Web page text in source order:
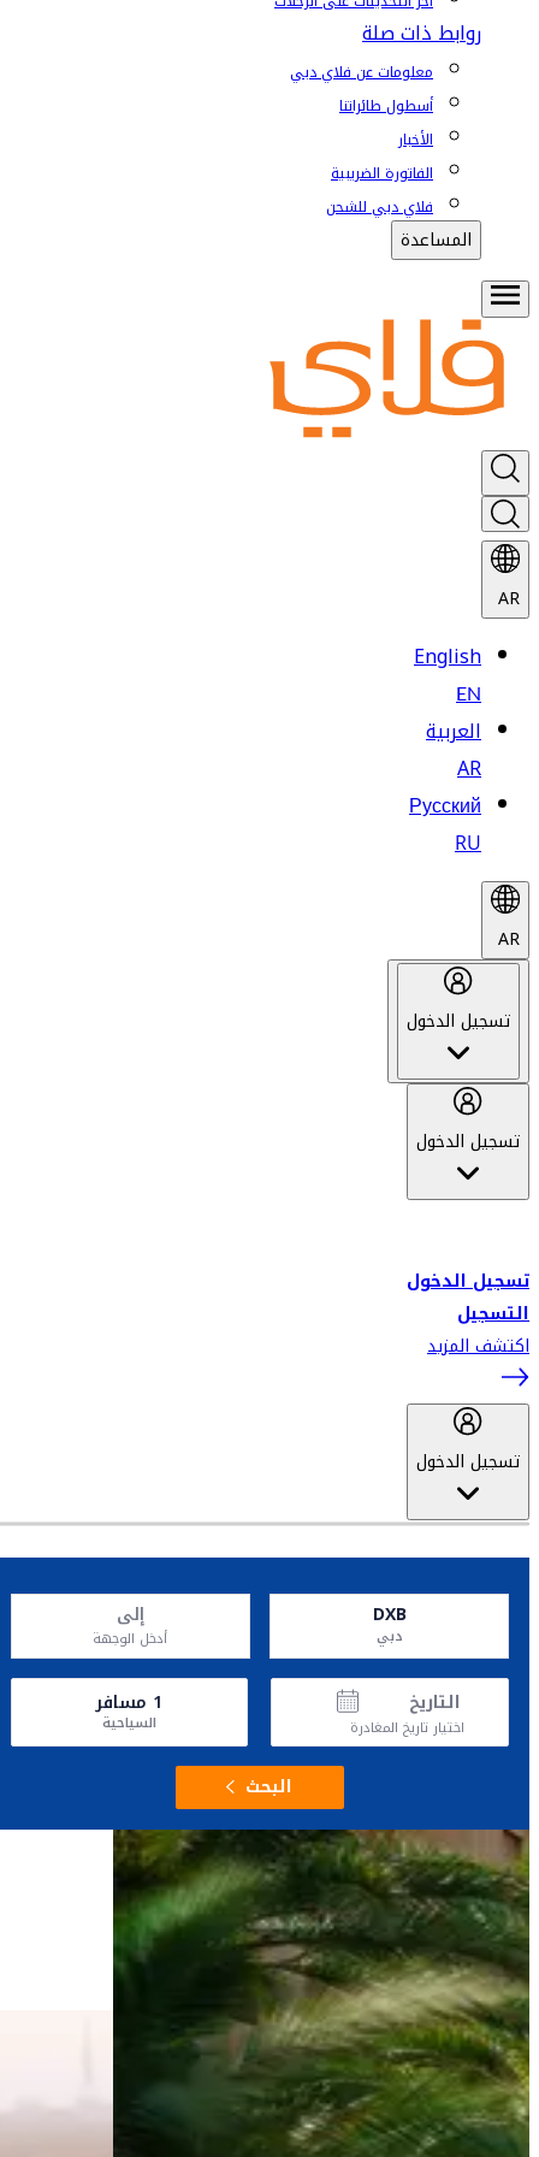
روابط ذات صلة
معلومات عن فلاي دبي
أسطول طائراتنا
الأخبار
الفاتورة الضريبية
فلاي دبي للشحن
المساعدة
AR
English
EN
العربية
AR
Русский
RU
AR
تسجيل الدخول
تسجيل الدخول
تسجيل الدخول
التسجيل
اكتشف المزيد
تسجيل الدخول
DXB
دبي
إلى
أدخل الوجهة
التاريخ
اختيار تاريخ المغادرة
1 مسافر
السياحية
البحث